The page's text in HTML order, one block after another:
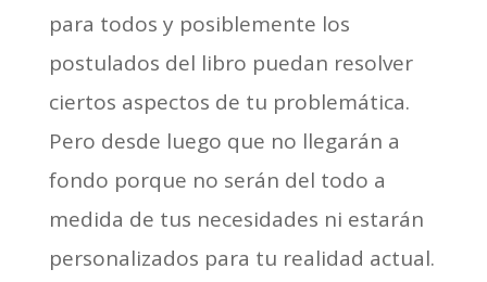
para todos y posiblemente los
postulados del libro puedan resolver
ciertos aspectos de tu problemática.
Pero desde luego que no llegarán a
fondo porque no serán del todo a
medida de tus necesidades ni estarán
personalizados para tu realidad actual.